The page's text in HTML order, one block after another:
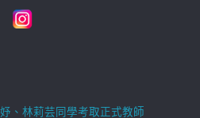
、林莉芸同學考取正式教師